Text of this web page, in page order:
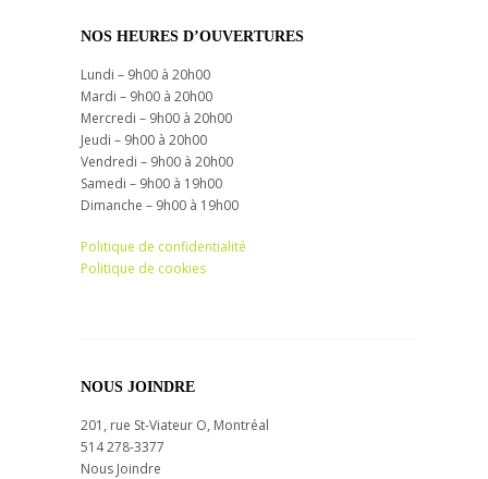
NOS HEURES D’OUVERTURES
Lundi – 9h00 à 20h00
Mardi – 9h00 à 20h00
Mercredi – 9h00 à 20h00
Jeudi – 9h00 à 20h00
Vendredi – 9h00 à 20h00
Samedi – 9h00 à 19h00
Dimanche – 9h00 à 19h00
Politique de confidentialité
Politique de cookies
NOUS JOINDRE
201, rue St-Viateur O, Montréal
514 278-3377
Nous Joindre